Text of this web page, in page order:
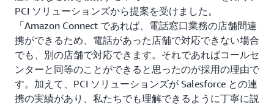
PCI ソリューションズから提案を受けました。
「Amazon Connect であれば、電話窓口業務の店舗間連
携ができるため、電話があった店舗で対応できない場合
でも、別の店舗で対応できます。それであればコールセ
ンターと同等のことができると思ったのが採用の理由で
す。加えて、PCI ソリューションズが Salesforce との連
携の実績があり、私たちでも理解できるように丁寧に説